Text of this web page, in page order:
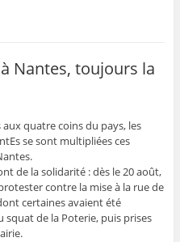
Nantes, toujours la
quatre coins du pays, les
se sont multipliées ces
de la solidarité : dès le 20 août,
contre la mise à la rue de
certaines avaient été
squat de la Poterie, puis prises